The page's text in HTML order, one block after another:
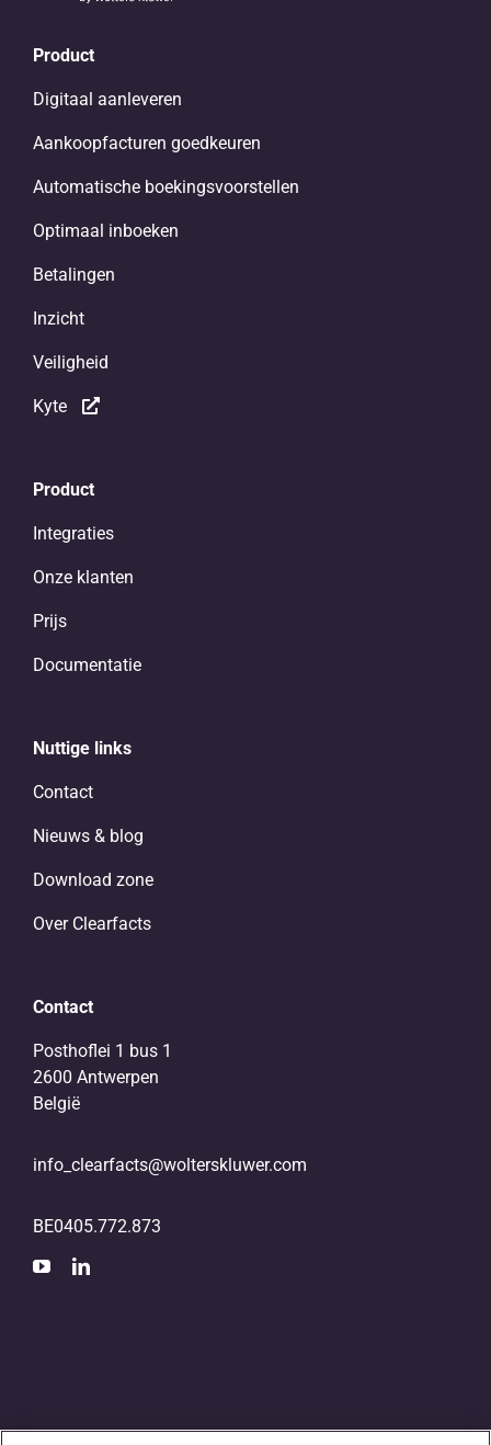
Product
Digitaal aanleveren
Aankoopfacturen goedkeuren
Automatische boekingsvoorstellen
Optimaal inboeken
Betalingen
Inzicht
Veiligheid
Kyte
Product
Integraties
Onze klanten
Prijs
Documentatie
Nuttige links
Contact
Nieuws & blog
Download zone
Over Clearfacts
Contact
Posthoflei 1 bus 1
2600 Antwerpen
België
info_clearfacts@wolterskluwer.com
BE0405.772.873